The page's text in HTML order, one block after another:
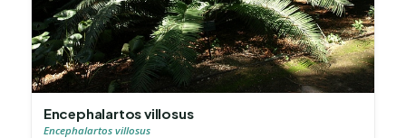
Encephalartos villosus
Encephalartos villosus